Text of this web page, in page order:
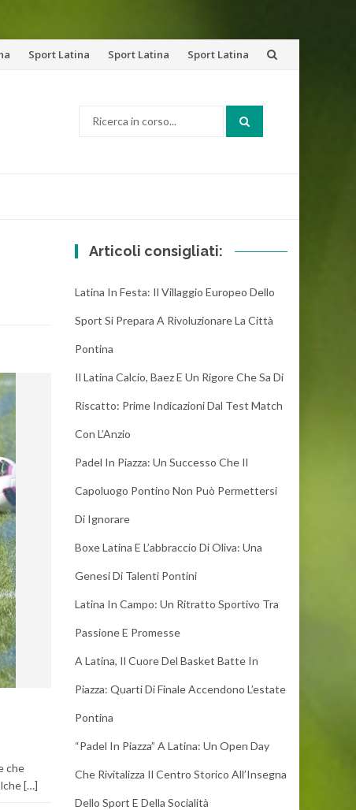
Sport Latina Sport Latina Sport Latina
che
[…]
Articoli consigliati:
Latina In Festa: Il Villaggio Europeo Dello
Sport Si Prepara A Rivoluzionare La Città
Pontina
Il Latina Calcio, Baez E Un Rigore Che Sa Di
Riscatto: Prime Indicazioni Dal Test Match
Con L’Anzio
Padel In Piazza: Un Successo Che Il
Capoluogo Pontino Non Può Permettersi
Di Ignorare
Boxe Latina E L’abbraccio Di Oliva: Una
Genesi Di Talenti Pontini
Latina In Campo: Un Ritratto Sportivo Tra
Passione E Promesse
A Latina, Il Cuore Del Basket Batte In
Piazza: Quarti Di Finale Accendono L’estate
Pontina
“Padel In Piazza” A Latina: Un Open Day
Che Rivitalizza Il Centro Storico All’Insegna
Dello Sport E Della Socialità